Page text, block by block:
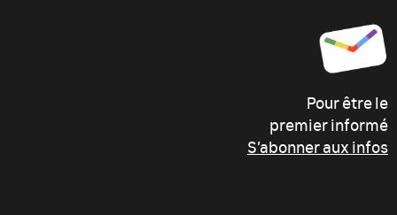
Pour être le
premier informé
S’abonner aux infos